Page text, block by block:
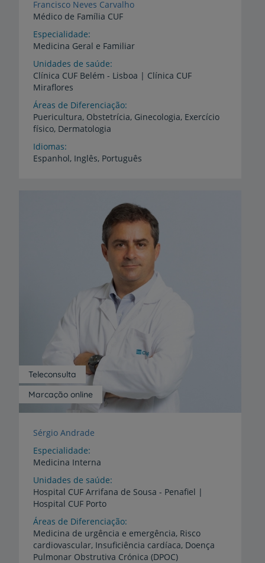
Francisco Neves Carvalho
Médico de Família CUF
Especialidade
Medicina Geral e Familiar
Unidades de saúde
Clínica CUF Belém - Lisboa | Clínica CUF
Miraflores
Áreas de Diferenciação
Puericultura, Obstetrícia, Ginecologia, Exercício
físico, Dermatologia
Idiomas
Espanhol, Inglês, Português
Marcação online
Teleconsulta
Sérgio Andrade
Especialidade
Medicina Interna
Unidades de saúde
Hospital CUF Arrifana de Sousa - Penafiel |
Hospital CUF Porto
Áreas de Diferenciação
Medicina de urgência e emergência, Risco
cardiovascular, Insuficiência cardíaca, Doença
Pulmonar Obstrutiva Crónica (DPOC)